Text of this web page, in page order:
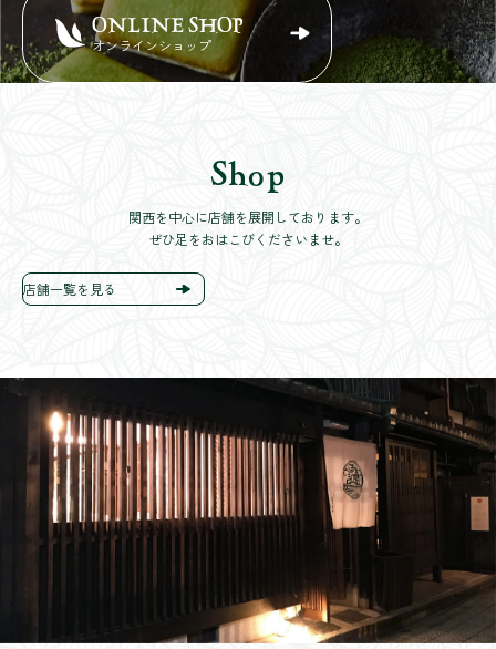
ONLINE SHOP
オンラインショップ
Shop
関西を中心に店舗を展開しております。
ぜひ足をおはこびくださいませ。
店舗一覧を見る